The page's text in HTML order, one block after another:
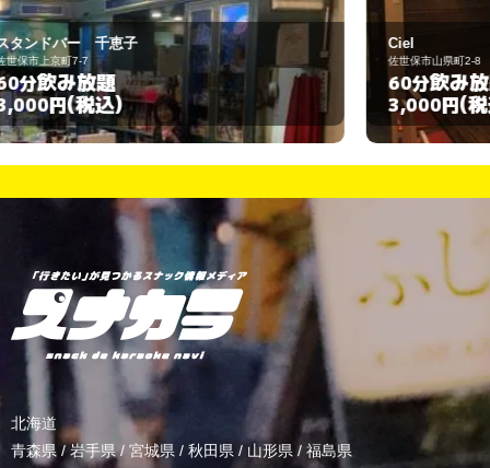
Ciel
佐世保市山県町2-8
60分飲み放題
3,000円(税込)
北海道
青森県 / 岩手県/ 宮城県 / 秋田県 / 山形県/ 福島県